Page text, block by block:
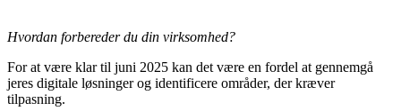
Hvordan forbereder du din virksomhed?
For at være klar til juni 2025 kan det være en fordel at gennemgå
jeres digitale løsninger og identificere områder, der kræver
tilpasning.